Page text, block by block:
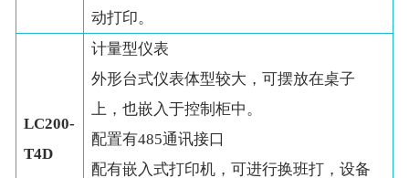
动打印。
LC200-
T4D
计量型仪表
外形台式仪表体型较大，可摆放在桌子
上，也嵌入于控制柜中。
配置有485通讯接口
配有嵌入式打印机，可进行换班打，设备